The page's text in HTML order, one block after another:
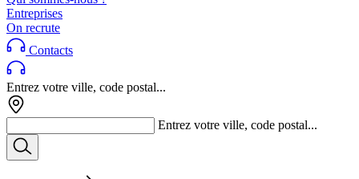
Entreprises
On recrute
Contacts
Entrez votre ville, code postal...
Entrez votre ville, code postal...